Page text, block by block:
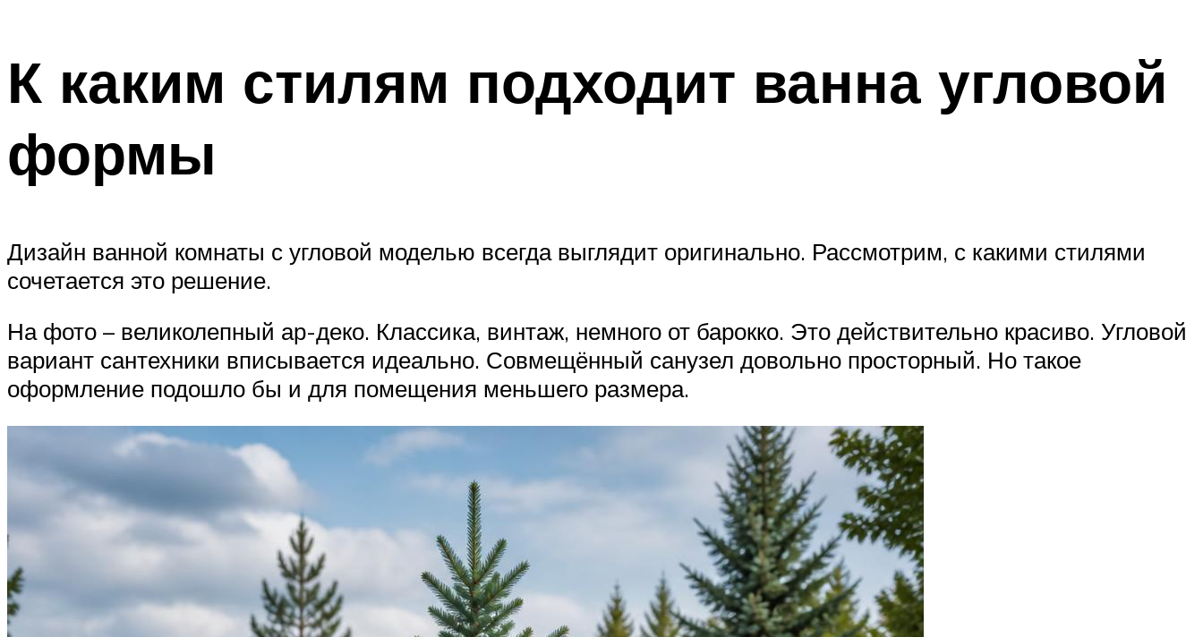
К каким стилям подходит ванна угловой
формы
Дизайн ванной комнаты с угловой моделью всегда выглядит оригинально. Рассмотрим, с какими стилями
сочетается это решение.
На фото – великолепный ар-деко. Классика, винтаж, немного от барокко. Это действительно красиво. Угловой
вариант сантехники вписывается идеально. Совмещённый санузел довольно просторный. Но такое
оформление подошло бы и для помещения меньшего размера.